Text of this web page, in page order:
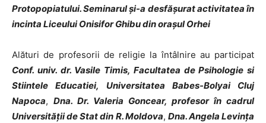
Protopopiatului. Seminarul și-a desfășurat activitatea în
incinta Liceului Onisifor Ghibu din orașul Orhei
Alături de profesorii de religie la întâlnire au participat
Conf. univ. dr. Vasile Timis, Facultatea de Psihologie si
Stiintele Educatiei, Universitatea Babes-Bolyai Cluj
Napoca, Dna. Dr. Valeria Goncear, profesor în cadrul
Universității de Stat din R. Moldova, Dna. Angela Levința